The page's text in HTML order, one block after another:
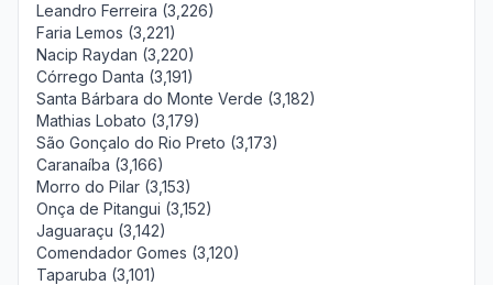
Leandro Ferreira (3,226)
Faria Lemos (3,221)
Nacip Raydan (3,220)
Córrego Danta (3,191)
Santa Bárbara do Monte Verde (3,182)
Mathias Lobato (3,179)
São Gonçalo do Rio Preto (3,173)
Caranaíba (3,166)
Morro do Pilar (3,153)
Onça de Pitangui (3,152)
Jaguaraçu (3,142)
Comendador Gomes (3,120)
Taparuba (3,101)